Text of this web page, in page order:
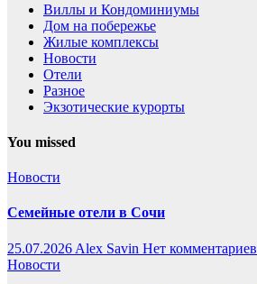
Виллы и Кондоминиумы
Дом на побережье
Жилые комплексы
Новости
Отели
Разное
Экзотические курорты
You missed
Новости
Семейные отели в Сочи
25.07.2026 Alex Savin Нет комментариев
Новости